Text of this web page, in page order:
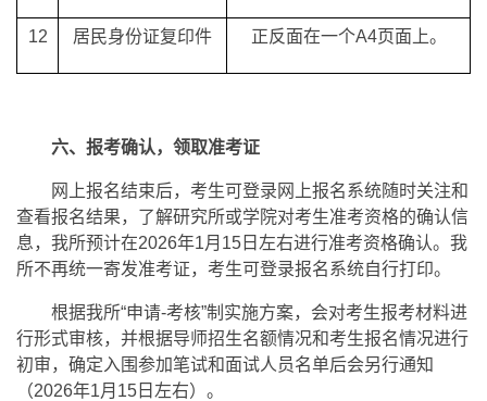
12 居民身份证复印件 正反面在一个A4页面上。
六、报考确认，领取准考证
网上报名结束后，考生可登录网上报名系统随时关注和
查看报名结果，了解研究所或学院对考生准考资格的确认信
息，我所预计在2026年1月15日左右进行准考资格确认。我
所不再统一寄发准考证，考生可登录报名系统自行打印。
根据我所“申请-考核”制实施方案，会对考生报考材料进
行形式审核，并根据导师招生名额情况和考生报名情况进行
初审，确定入围参加笔试和面试人员名单后会另行通知
（2026年1月15日左右）。